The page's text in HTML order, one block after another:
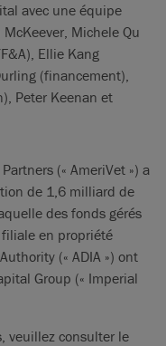
avec une équipe
Michele Qu
Ellie Kang
(financement),
Peter Keenan et
(« AmeriVet ») a
de 1,6 milliard de
des fonds gérés
filiale en propriété
(« ADIA ») ont
Group (« Imperial
veuillez consulter le